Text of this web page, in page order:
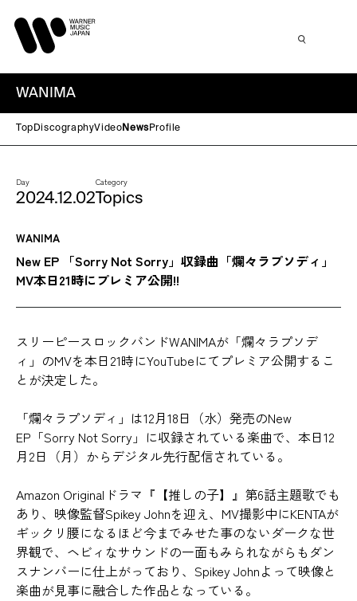
WANIMA
Top DiscographyVideo NewsProfile
Day
2024.12.02
Category
Topics
WANIMA
New EP 「Sorry Not Sorry」収録曲「爛々ラプソディ」
MV本日21時にプレミア公開!!
スリーピースロックバンドWANIMAが「爛々ラプソデ
ィ」のMVを本日21時にYouTubeにてプレミア公開するこ
とが決定した。
「爛々ラプソディ」は12月18日（水）発売のNew
EP「Sorry Not Sorry」に収録されている楽曲で、本日12
月2日（月）からデジタル先行配信されている。
Amazon Originalドラマ『【推しの子】』第6話主題歌でも
あり、映像監督Spikey Johnを迎え、MV撮影中にKENTAが
ギックリ腰になるほど今までみせた事のないダークな世
界観で、ヘビィなサウンドの一面もみられながらもダン
スナンバーに仕上がっており、Spikey Johnよって映像と
楽曲が見事に融合した作品となっている。